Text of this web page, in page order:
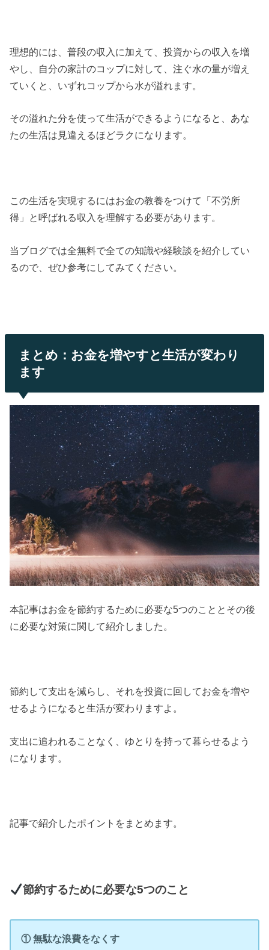
理想的には、普段の収入に加えて、投資からの収入を増
やし、自分の家計のコップに対して、注ぐ水の量が増え
ていくと、いずれコップから水が溢れます。
その溢れた分を使って生活ができるようになると、あな
たの生活は見違えるほどラクになります。
この生活を実現するにはお金の教養をつけて「不労所
得」と呼ばれる収入を理解する必要があります。
当ブログでは全無料で全ての知識や経験談を紹介してい
るので、ぜひ参考にしてみてください。
まとめ：お金を増やすと生活が変わり
ます
本記事はお金を節約するために必要な5つのこととその後
に必要な対策に関して紹介しました。
節約して支出を減らし、それを投資に回してお金を増や
せるようになると生活が変わりますよ。
支出に追われることなく、ゆとりを持って暮らせるよう
になります。
記事で紹介したポイントをまとめます。
節約するために必要な5つのこと
① 無駄な浪費をなくす